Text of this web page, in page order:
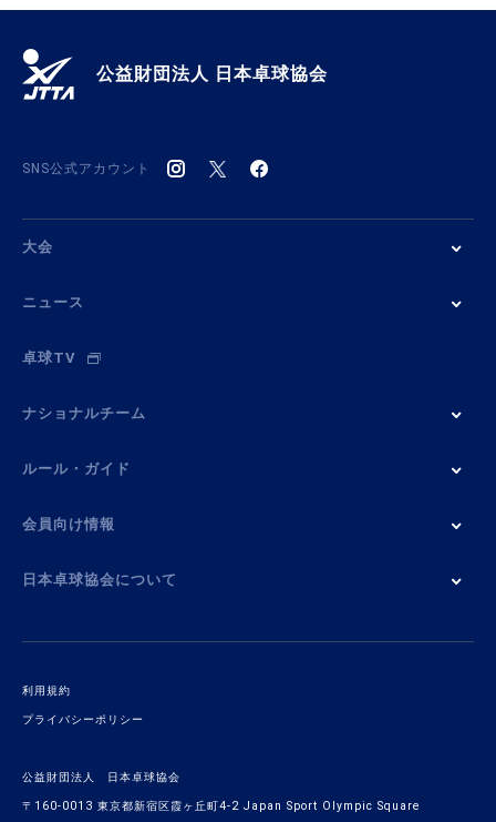
公益財団法人 日本卓球協会
SNS公式アカウント
大会
ニュース
卓球TV
ナショナルチーム
ルール・ガイド
会員向け情報
日本卓球協会について
利用規約
プライバシーポリシー
公益財団法人 日本卓球協会
〒160-0013 東京都新宿区霞ヶ丘町4-2 Japan Sport Olympic Square